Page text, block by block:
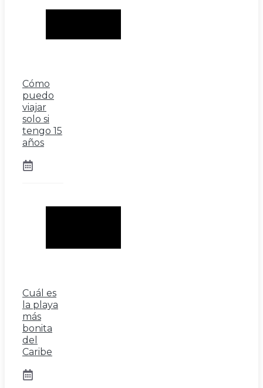
Cómo
puedo
viajar
solo si
tengo 15
años
Cuál es
la playa
más
bonita
del
Caribe